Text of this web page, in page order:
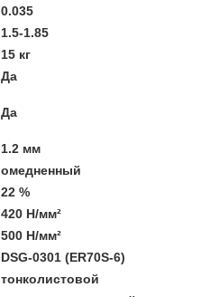
0.035
1.5-1.85
15 кг
Да
Да
1.2 мм
омедненный
22 %
420 Н/мм²
500 Н/мм²
DSG-0301 (ER70S-6)
тонколистовой